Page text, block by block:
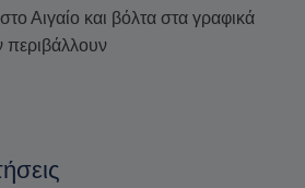
Αιγαίο και βόλτα στα γραφικά
περιβάλλουν